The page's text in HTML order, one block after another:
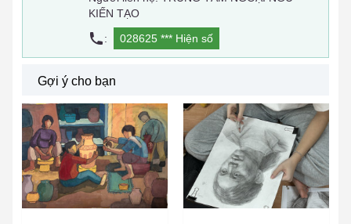
KIẾN TẠO
:
028625 *** Hiện số
Gợi ý cho bạn